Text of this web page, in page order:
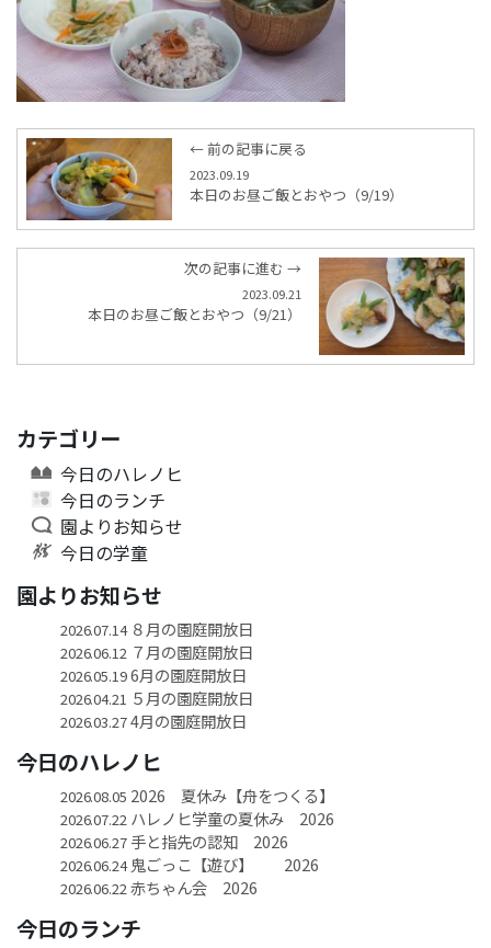
← 前の記事に戻る
2023.09.19
本日のお昼ご飯とおやつ（9/19）
次の記事に進む →
2023.09.21
本日のお昼ご飯とおやつ（9/21）
カテゴリー
今日のハレノヒ
今日のランチ
園よりお知らせ
今日の学童
園よりお知らせ
2026.07.14８月の園庭開放日
2026.06.12 ７月の園庭開放日
2026.05.196月の園庭開放日
2026.04.21 ５月の園庭開放日
2026.03.274月の園庭開放日
今日のハレノヒ
2026.08.05 2026 夏休み【舟をつくる】
2026.07.22 ハレノヒ学童の夏休み 2026
2026.06.27手と指先の認知 2026
2026.06.24鬼ごっこ【遊び】 2026
2026.06.22 赤ちゃん会 2026
今日のランチ